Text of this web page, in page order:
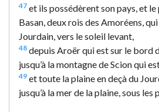
47 et ils possédèrent son pays, et le
Basan, deux rois des Amoréens,
Jourdain, vers le soleil levant,
48 depuis Aroër qui est sur le bord
jusqu’à la montagne de Scion qui
49 et toute la plaine en deçà du
jusqu’à la mer de la plaine, sous les